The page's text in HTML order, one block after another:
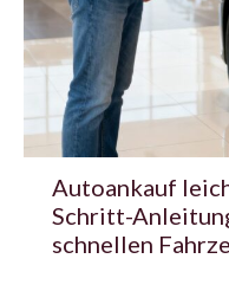
Autoankauf
Schritt-
schnellen